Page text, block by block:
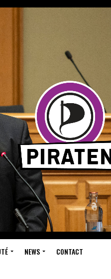
NEWS CONTACT